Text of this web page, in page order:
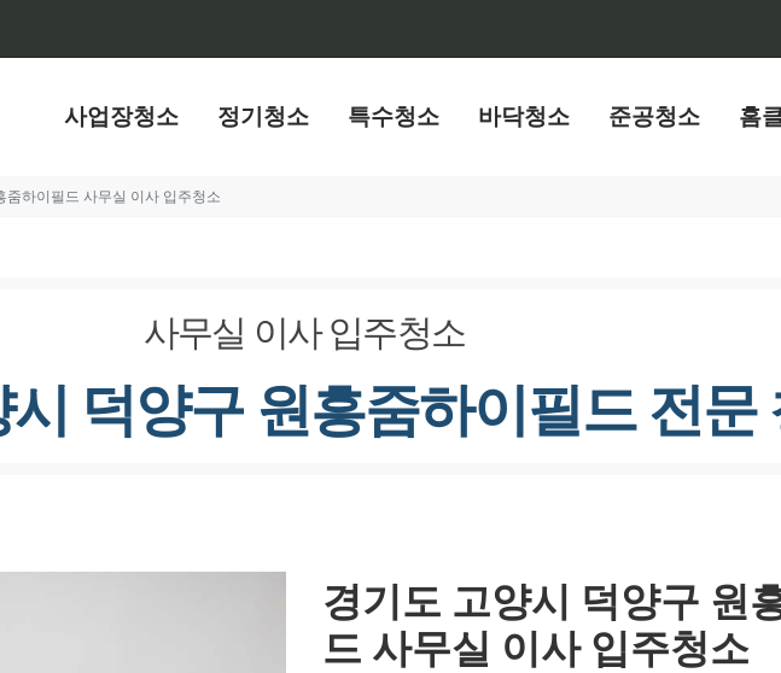
사업장청소 정기청소 특수청소 바닥청소 준공청소 홈
줌하이필드 사무실 이사 입주청소
사무실 이사 입주청소
덕양구 원흥줌하이필드 전문
경기도 고양시 덕양구 원
드 사무실 이사 입주청소